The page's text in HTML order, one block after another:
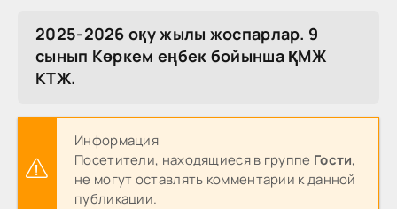
2025-2026 оқу жылы жоспарлар. 9
сынып Көркем еңбек бойынша ҚМЖ
КТЖ.
Информация
Посетители, находящиеся в группе Гости,
не могут оставлять комментарии к данной
публикации.